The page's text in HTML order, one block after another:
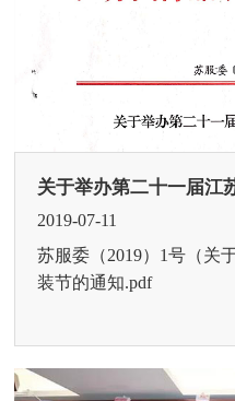
关于举办第二十一届江
2019-07-11
苏服委（2019）1号（关
装节的通知.pdf